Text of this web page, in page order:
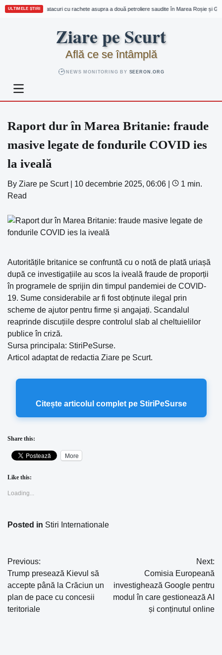
ULTIMELE ȘTIRI
Houthi revendică atacuri cu rachete asupra a două petroliere saudite în Marea Roșie și
Ziare pe Scurt
Află ce se întâmplă
NEWS MONITORING BY SEERON.ORG
Raport dur în Marea Britanie: fraude
masive legate de fondurile COVID ies
la iveală
By Ziare pe Scurt 10 decembrie 2025, 06:06
1 min.
Read
Autoritățile britanice se confruntă cu o notă de plată uriașă
după ce investigațiile au scos la iveală fraude de proporții
în programele de sprijin din timpul pandemiei de COVID-
19. Sume considerabile ar fi fost obținute ilegal prin
scheme de ajutor pentru firme și angajați. Scandalul
reaprinde discuțiile despre controlul slab al cheltuielilor
publice în criză.
Sursa principala: StiriPeSurse.
Articol adaptat de redactia Ziare pe Scurt.
Citește articolul complet pe StiriPeSurse
Share this:
More
Like this:
Loading...
Posted in Stiri Internationale
Navigare
în
articole
Previous:
Trump presează Kievul să
accepte până la Crăciun un
plan de pace cu concesii
teritoriale
Next:
Comisia Europeană
investighează Google pentru
modul în care gestionează AI
și conținutul online